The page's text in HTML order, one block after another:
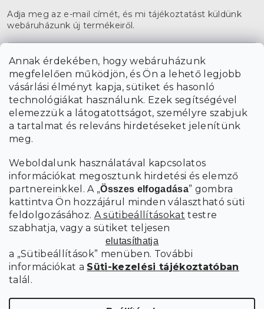
Annak érdekében, hogy webáruházunk
megfelelően működjön, és Ön a lehető legjobb
vásárlási élményt kapja, sütiket és hasonló
technológiákat használunk. Ezek segítségével
elemezzük a látogatottságot, személyre szabjuk
a tartalmat és releváns hirdetéseket jelenítünk
meg.
Weboldalunk használatával kapcsolatos
információkat megosztunk hirdetési és elemző
partnereinkkel. A „Összes elfogadása” gombra
kattintva Ön hozzájárul minden választható süti
feldolgozásához. A sütibeállításokat testre
szabhatja, vagy a sütiket teljesen
elutasíthatja
a „Sütibeállítások” menüben. További
információkat a Süti-kezelési tájékoztatóban
talál.
Adja meg az e-mail címét, és mi tájékoztatást küldünk
webáruházunk új termékeiről.
A hírlevelekre való feliratkozással egyetérteka személyes
adatok feldolgozásával.
FELIRATKOZÁS